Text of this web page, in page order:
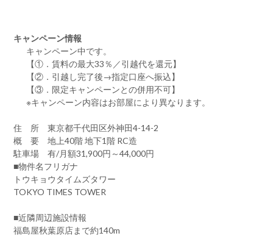
キャンペーン情報
キャンペーン中です。
【①．賃料の最大33％／引越代を還元】
【②．引越し完了後→指定口座へ振込】
【③．限定キャンペーンとの併用不可】
※キャンペーン内容はお部屋により異なります。
住 所 東京都千代田区外神田4-14-2
概 要 地上40階 地下1階 RC造
駐車場 有/月額31,900円～44,000円
■物件名フリガナ
トウキョウタイムズタワー
TOKYO TIMES TOWER
■近隣周辺施設情報
福島屋秋葉原店まで約140m